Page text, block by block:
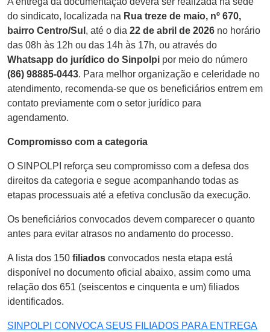
do sindicato, localizada na Rua treze de maio, nº 670,
bairro Centro/Sul , até o dia 22 de abril de 2026 no horário
das 08h às 12h ou das 14h às 17h, ou através do
Whatsapp do jurídico do Sinpolpi por meio do número
(86) 98885-0443. Para melhor organização e celeridade no
atendimento, recomenda-se que os beneficiários entrem em
contato previamente com o setor jurídico para
agendamento.
Compromisso com a categoria
O SINPOLPI reforça seu compromisso com a defesa dos
direitos da categoria e segue acompanhando todas as
etapas processuais até a efetiva conclusão da execução.
Os beneficiários convocados devem comparecer o quanto
antes para evitar atrasos no andamento do processo.
A lista dos 150 filiados convocados nesta etapa está
disponível no documento oficial abaixo, assim como uma
relação dos 651 (seiscentos e cinquenta e um) filiados
identificados.
SINPOLPI CONVOCA SEUS FILIADOS PARA ENTREGA